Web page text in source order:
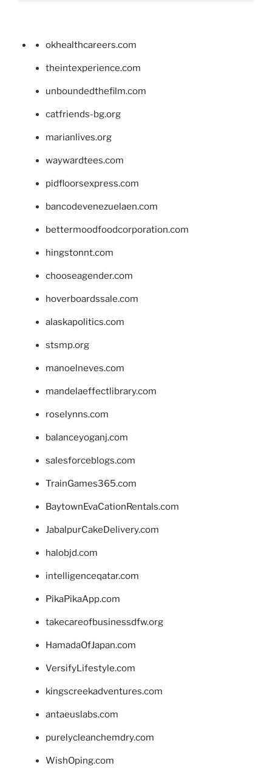
okhealthcareers.com
theintexperience.com
unboundedthefilm.com
catfriends-bg.org
marianlives.org
waywardtees.com
pidfloorsexpress.com
bancodevenezuelaen.com
bettermoodfoodcorporation.com
hingstonnt.com
chooseagender.com
hoverboardssale.com
alaskapolitics.com
stsmp.org
manoelneves.com
mandelaeffectlibrary.com
roselynns.com
balanceyoganj.com
salesforceblogs.com
TrainGames365.com
BaytownEvaCationRentals.com
JabalpurCakeDelivery.com
halobjd.com
intelligenceqatar.com
PikaPikaApp.com
takecareofbusinessdfw.org
HamadaOfJapan.com
VersifyLifestyle.com
kingscreekadventures.com
antaeuslabs.com
purelycleanchemdry.com
WishOping.com